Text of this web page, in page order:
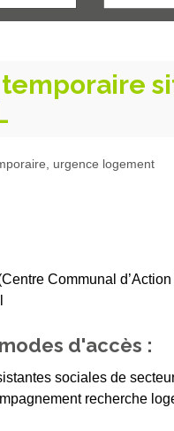
urgence logement
Communal
d'accès :
sociales de
recherche